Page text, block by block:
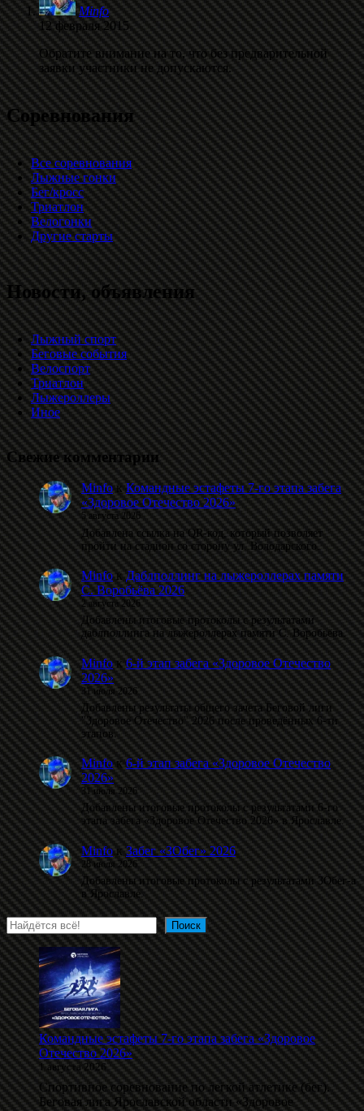
Minfo
12 февраля 2015
Обратите внимание на то, что без предварительной
заявки участники не допускаются.
Соревнования
Все соревнования
Лыжные гонки
Бег/кросс
Триатлон
Велогонки
Другие старты
Новости, объявления
Лыжный спорт
Беговые события
Велоспорт
Триатлон
Лыжероллеры
Иное
Свежие комментарии
MinfoкКомандные эстафеты 7-го этапа забега
«Здоровое Отечество 2026»
5 августа 2026
Добавлена ссылка на QR-код, который позволяет
пройти на стадион со сторону ул. Володарского.
MinfoкДаблполлинг на лыжероллерах памяти
С. Воробьёва 2026
2 августа 2026
Добавлены итоговые протоколы с результатами
даблполлинга на лыжероллерах памяти С. Воробьёва.
Minfoк6-й этап забега «Здоровое Отечество
2026»
31 июля 2026
Добавлены результаты общего зачета Беговой лиги
"Здоровое Отечество" 2026 после проведённых 6-ти
этапов.
Minfoк6-й этап забега «Здоровое Отечество
2026»
31 июля 2026
Добавлены итоговые протоколы с результатами 6-го
этапа забега «Здоровое Отечество 2026» в Ярославле.
MinfoкЗабег «ЗОбег» 2026
28 июля 2026
Добавлены итоговые протоколы с результатами ЗОбег-а
в Ярославле.
Поиск Поиск
Командные эстафеты 7-го этапа забега «Здоровое
Отечество 2026»
1 августа 2026
Спортивное соревнование по легкой атлетике (бег).
Беговая лига Ярославской области «Здоровое